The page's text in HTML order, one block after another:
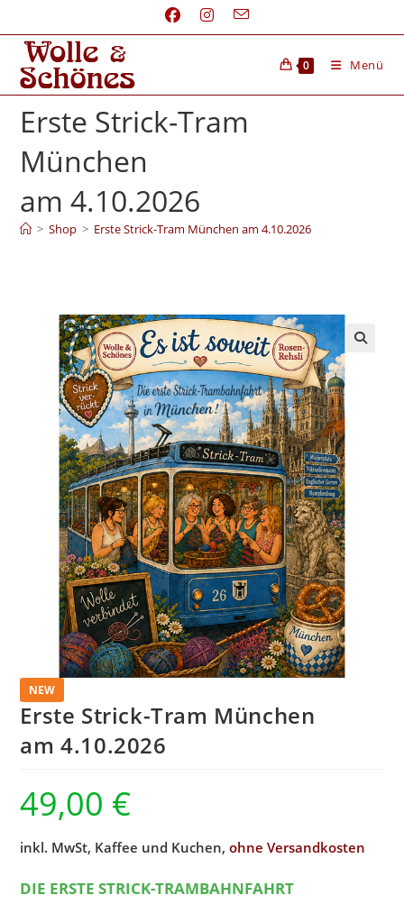
0 Menü
Erste Strick-Tram
München
am 4.10.2026
> Shop > Erste Strick-Tram München am 4.10.2026
NEW
Erste Strick-Tram München
am 4.10.2026
49,00 €
inkl. MwSt, Kaffee und Kuchen,ohne Versandkosten
DIE ERSTE STRICK-TRAMBAHNFAHRT